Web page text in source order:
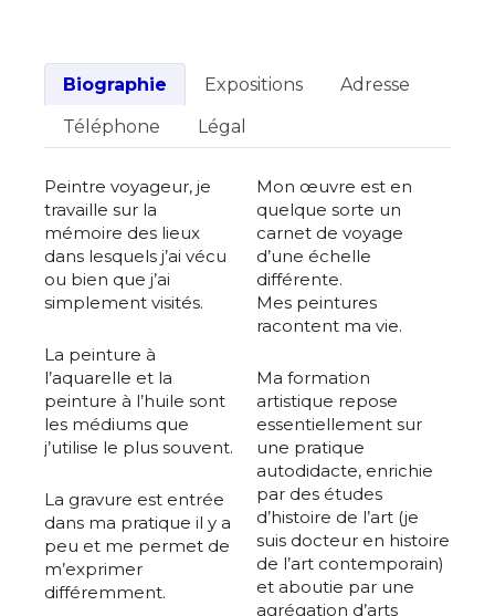
Biographie Expositions
Adresse
Téléphone
Légal
Peintre voyageur, je
travaille sur la
mémoire des lieux
dans lesquels j’ai vécu
ou bien que j’ai
simplement visités.
La peinture à
l’aquarelle et la
peinture à l’huile sont
les médiums que
j’utilise le plus souvent.
La gravure est entrée
dans ma pratique il y a
peu et me permet de
m’exprimer
différemment.
Mon œuvre est en
quelque sorte un
carnet de voyage
d’une échelle
différente.
Mes peintures
racontent ma vie.
Ma formation
artistique repose
essentiellement sur
une pratique
autodidacte, enrichie
par des études
d’histoire de l’art (je
suis docteur en histoire
de l’art contemporain)
et aboutie par une
agrégation d’arts